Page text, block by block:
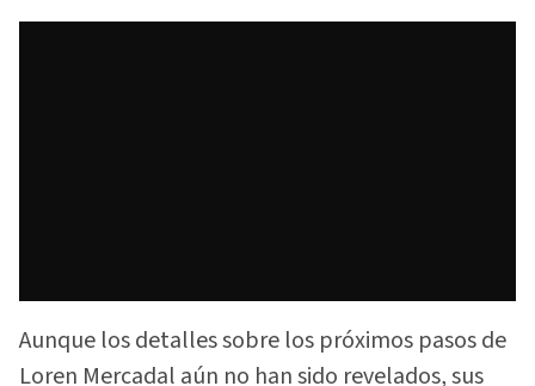
Aunque los detalles sobre los próximos pasos de
Loren Mercadal aún no han sido revelados, sus